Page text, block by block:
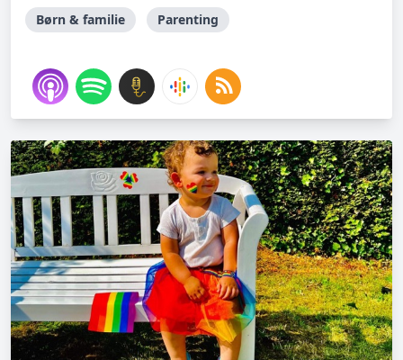
Børn & familie Parenting